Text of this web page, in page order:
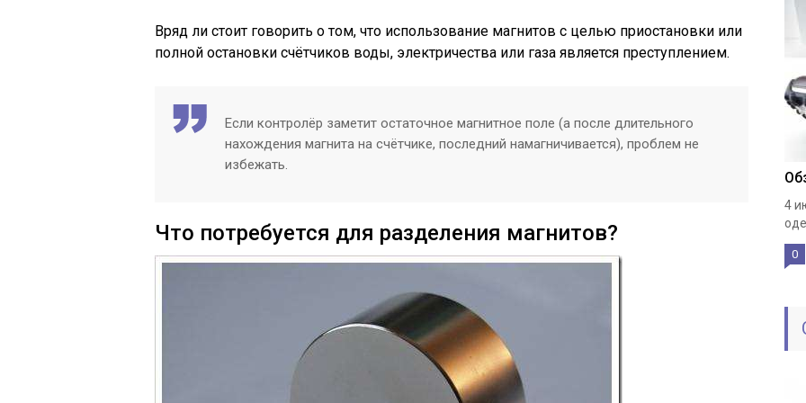
Вряд ли стоит говорить о том, что использование магнитов с целью приостановки или
полной остановки счётчиков воды, электричества или газа является преступлением.
Если контролёр заметит остаточное магнитное поле (а после длительного
нахождения магнита на счётчике, последний намагничивается), проблем не
избежать.
Что потребуется для разделения магнитов?
4
0